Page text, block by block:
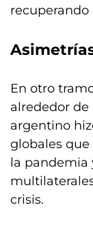
recuperando
En otro
alrededor
argentino
globales
la pandemia
crisis.